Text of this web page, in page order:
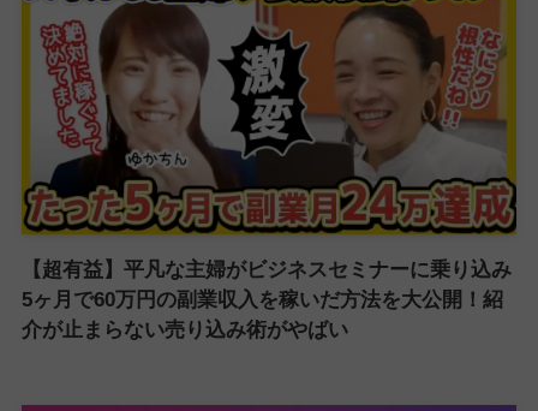
【超有益】平凡な主婦がビジネスセミナーに乗り込み
5ヶ月で60万円の副業収入を稼いだ方法を大公開！紹
介が止まらない売り込み術がやばい